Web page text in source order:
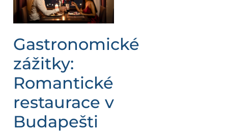
Gastronomické
zážitky:
Romantické
restaurace v
Budapešti